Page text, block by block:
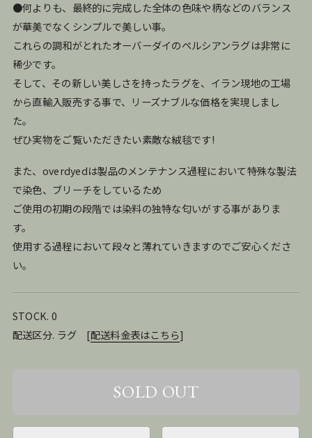
●何よりも、最終的に完成した全体の色味や柄などのバランス
が華美でなくシンプルで美しい事。
これらの調和がとれたオーバーダイのペルシアンラグは非常に
稀少です。
そして、その新しい美しさを持ったラグを、イラン現地の工場
から直輸入販売する事で、リーズナブルな価格を実現しまし
た。
ぜひ実物をご覧いただきたい素敵な絨毯です!
また、overdyedは製品のメンテナンス過程において特殊な製法
で染色、ブリーチをしているため
ご使用の初期の段階では染料の独特な匂いがする事がありま
す。
使用する過程において段々と薄れていきますのでご安心くださ
い。
STOCK. 0
配送区分. ラグ [配送料金表はこちら]